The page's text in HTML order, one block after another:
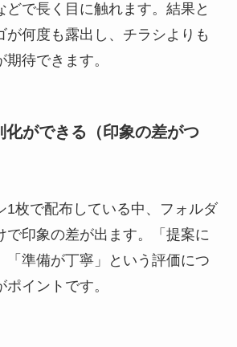
どで長く目に触れます。結果と
が何度も露出し、チラシよりも
待できます。
化ができる（印象の差がつ
1枚で配布している中、フォルダ
で印象の差が出ます。「提案に
「準備が丁寧」という評価につ
イントです。